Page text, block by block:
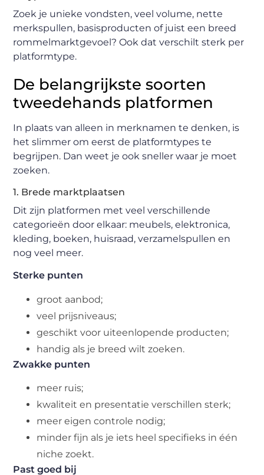
Zoek je unieke vondsten, veel volume, nette
merkspullen, basisproducten of juist een breed
rommelmarktgevoel? Ook dat verschilt sterk per
platformtype.
De belangrijkste soorten
tweedehands platformen
In plaats van alleen in merknamen te denken, is
het slimmer om eerst de platformtypes te
begrijpen. Dan weet je ook sneller waar je moet
zoeken.
1. Brede marktplaatsen
Dit zijn platformen met veel verschillende
categorieën door elkaar: meubels, elektronica,
kleding, boeken, huisraad, verzamelspullen en
nog veel meer.
Sterke punten
groot aanbod;
veel prijsniveaus;
geschikt voor uiteenlopende producten;
handig als je breed wilt zoeken.
Zwakke punten
meer ruis;
kwaliteit en presentatie verschillen sterk;
meer eigen controle nodig;
minder fijn als je iets heel specifieks in één
niche zoekt.
Past goed bij